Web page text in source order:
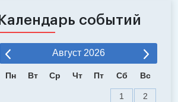
Календарь событий
Август 2026
Пн Вт Ср Чт Пт Сб Вс
1
2